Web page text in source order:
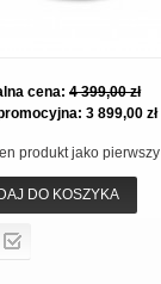
cena: 4 399,00 zł
3 899,00 zł
produkt jako pierwszy
DO KOSZYKA